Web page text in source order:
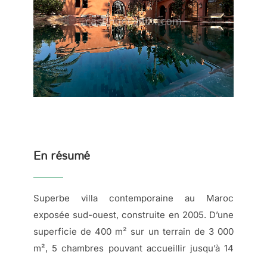
En résumé
Superbe villa contemporaine au Maroc
exposée sud-ouest, construite en 2005. D’une
superficie de 400 m² sur un terrain de 3 000
m², 5 chambres pouvant accueillir jusqu’à 14